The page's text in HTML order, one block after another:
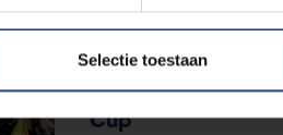
Selectie toestaan
Wetenschappers 14 oktober
Vier VUB’ers
Cup